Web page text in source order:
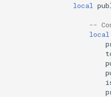
local
--
local